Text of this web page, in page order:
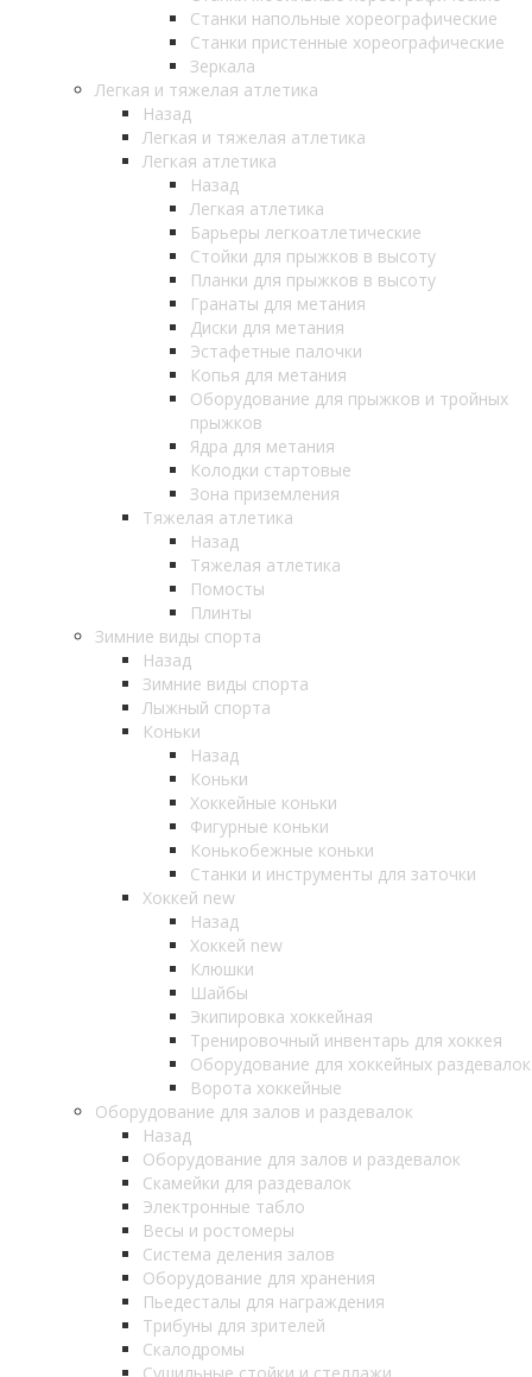
Станки напольные хореографические
Станки пристенные хореографические
Зеркала
Легкая и тяжелая атлетика
Назад
Легкая и тяжелая атлетика
Легкая атлетика
Назад
Легкая атлетика
Барьеры легкоатлетические
Стойки для прыжков в высоту
Планки для прыжков в высоту
Гранаты для метания
Диски для метания
Эстафетные палочки
Копья для метания
Оборудование для прыжков и тройных
прыжков
Ядра для метания
Колодки стартовые
Зона приземления
Тяжелая атлетика
Назад
Тяжелая атлетика
Помосты
Плинты
Зимние виды спорта
Назад
Зимние виды спорта
Лыжный спорта
Коньки
Назад
Коньки
Хоккейные коньки
Фигурные коньки
Конькобежные коньки
Станки и инструменты для заточки
Хоккей new
Назад
Хоккей new
Клюшки
Шайбы
Экипировка хоккейная
Тренировочный инвентарь для хоккея
Оборудование для хоккейных раздевалок
Ворота хоккейные
Оборудование для залов и раздевалок
Назад
Оборудование для залов и раздевалок
Скамейки для раздевалок
Электронные табло
Весы и ростомеры
Система деления залов
Оборудование для хранения
Пьедесталы для награждения
Трибуны для зрителей
Скалодромы